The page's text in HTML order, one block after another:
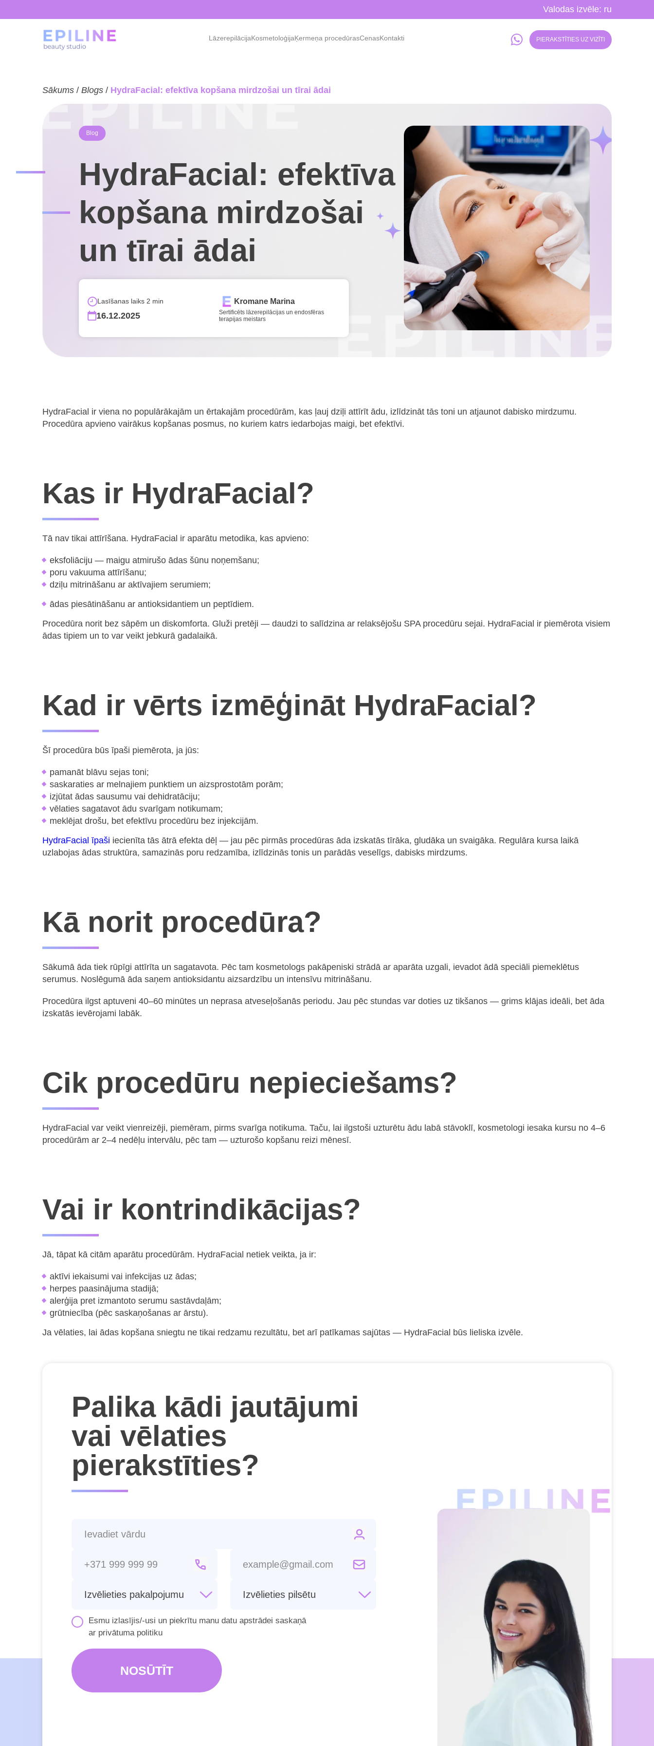
Valodas izvēle: ru
LāzerepilācijaKosmetoloģijaĶermeņa procedūrasCenasKontakti PIERAKSTĪTIES UZ VIZĪTI
Sākums / Blogs / HydraFacial: efektīva kopšana mirdzošai un tīrai ādai
Blog
HydraFacial: efektīva
kopšana mirdzošai
un tīrai ādai
Lasīšanas laiks 2 min Kromane Marina
16.12.2025
Sertificēts lāzerepilācijas un endosfēras
terapijas meistars
HydraFacial ir viena no populārākajām un ērtakajām procedūrām, kas ļauj dziļi attīrīt ādu, izlīdzināt tās toni un atjaunot dabisko mirdzumu.
Procedūra apvieno vairākus kopšanas posmus, no kuriem katrs iedarbojas maigi, bet efektīvi.
Kas ir HydraFacial?
Tā nav tikai attīrīšana. HydraFacial ir aparātu metodika, kas apvieno:
eksfoliāciju — maigu atmirušo ādas šūnu noņemšanu;
poru vakuuma attīrīšanu;
dziļu mitrināšanu ar aktīvajiem serumiem;
ādas piesātināšanu ar antioksidantiem un peptīdiem.
Procedūra norit bez sāpēm un diskomforta. Gluži pretēji — daudzi to salīdzina ar relaksējošu SPA procedūru sejai. HydraFacial ir piemērota visiem
ādas tipiem un to var veikt jebkurā gadalaikā.
Kad ir vērts izmēģināt HydraFacial?
Šī procedūra būs īpaši piemērota, ja jūs:
pamanāt blāvu sejas toni;
saskaraties ar melnajiem punktiem un aizsprostotām porām;
izjūtat ādas sausumu vai dehidratāciju;
vēlaties sagatavot ādu svarīgam notikumam;
meklējat drošu, bet efektīvu procedūru bez injekcijām.
HydraFacial īpaši iecienīta tās ātrā efekta dēļ — jau pēc pirmās procedūras āda izskatās tīrāka, gludāka un svaigāka. Regulāra kursa laikā
uzlabojas ādas struktūra, samazinās poru redzamība, izlīdzinās tonis un parādās veselīgs, dabisks mirdzums.
Kā norit procedūra?
Sākumā āda tiek rūpīgi attīrīta un sagatavota. Pēc tam kosmetologs pakāpeniski strādā ar aparāta uzgali, ievadot ādā speciāli piemeklētus
serumus. Noslēgumā āda saņem antioksidantu aizsardzību un intensīvu mitrināšanu.
Procedūra ilgst aptuveni 40–60 minūtes un neprasa atveseļošanās periodu. Jau pēc stundas var doties uz tikšanos — grims klājas ideāli, bet āda
izskatās ievērojami labāk.
Cik procedūru nepieciešams?
HydraFacial var veikt vienreizēji, piemēram, pirms svarīga notikuma. Taču, lai ilgstoši uzturētu ādu labā stāvoklī, kosmetologi iesaka kursu no 4–6
procedūrām ar 2–4 nedēļu intervālu, pēc tam — uzturošo kopšanu reizi mēnesī.
Vai ir kontrindikācijas?
Jā, tāpat kā citām aparātu procedūrām. HydraFacial netiek veikta, ja ir:
aktīvi iekaisumi vai infekcijas uz ādas;
herpes paasinājuma stadijā;
alerģija pret izmantoto serumu sastāvdaļām;
grūtniecība (pēc saskaņošanas ar ārstu).
Ja vēlaties, lai ādas kopšana sniegtu ne tikai redzamu rezultātu, bet arī patīkamas sajūtas — HydraFacial būs lieliska izvēle.
Palika kādi jautājumi
vai vēlaties
pierakstīties?
Esmu izlasījis/-usi un piekrītu manu datu apstrādei saskaņā
ar privātuma politiku